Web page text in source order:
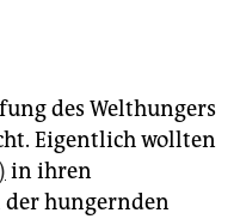
des Welthungers
Eigentlich wollten
in ihren
hungernden